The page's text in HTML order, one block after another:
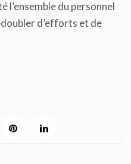
l’ensemble du personnel
d’efforts et de